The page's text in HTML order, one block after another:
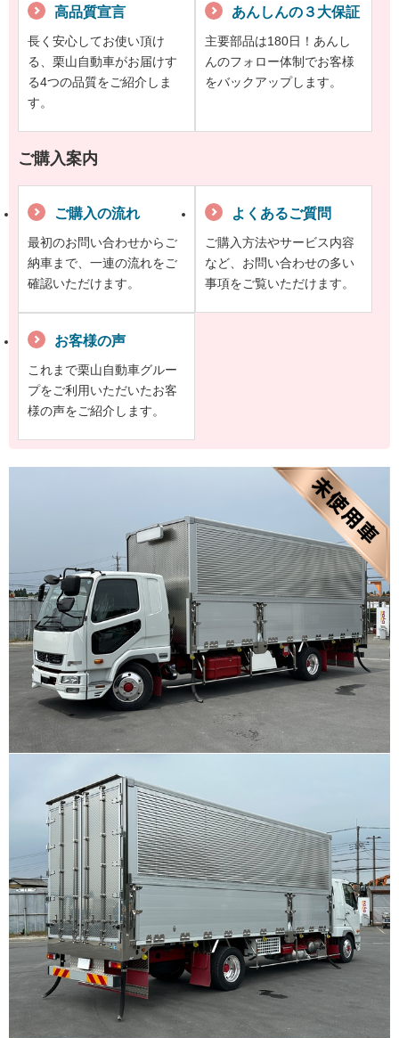
高品質宣言
長く安心してお使い頂け
る、栗山自動車がお届けす
る4つの品質をご紹介しま
す。
あんしんの３大保証
主要部品は180日！あんし
んのフォロー体制でお客様
をバックアップします。
ご購入案内
ご購入の流れ
最初のお問い合わせからご
納車まで、一連の流れをご
確認いただけます。
よくあるご質問
ご購入方法やサービス内容
など、お問い合わせの多い
事項をご覧いただけます。
お客様の声
これまで栗山自動車グルー
プをご利用いただいたお客
様の声をご紹介します。